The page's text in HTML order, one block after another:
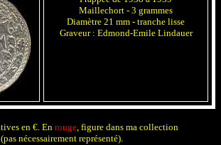
Maillechort - 3 grammes
Diamètre 21 mm - tranche lisse
Graveur : Edmond-Emile Lindauer
en €. En rouge, figure dans ma collection
(pas nécessairement représenté).